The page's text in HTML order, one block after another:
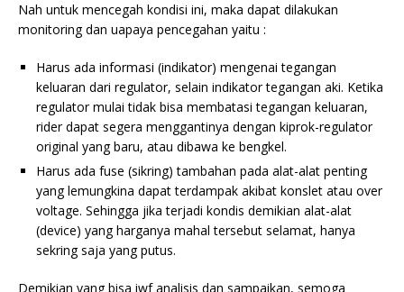
Nah untuk mencegah kondisi ini, maka dapat dilakukan
monitoring dan uapaya pencegahan yaitu :
Harus ada informasi (indikator) mengenai tegangan
keluaran dari regulator, selain indikator tegangan aki. Ketika
regulator mulai tidak bisa membatasi tegangan keluaran,
rider dapat segera menggantinya dengan kiprok-regulator
original yang baru, atau dibawa ke bengkel.
Harus ada fuse (sikring) tambahan pada alat-alat penting
yang lemungkina dapat terdampak akibat konslet atau over
voltage. Sehingga jika terjadi kondis demikian alat-alat
(device) yang harganya mahal tersebut selamat, hanya
sekring saja yang putus.
Demikian yang bisa iwf analisis dan sampaikan, semoga